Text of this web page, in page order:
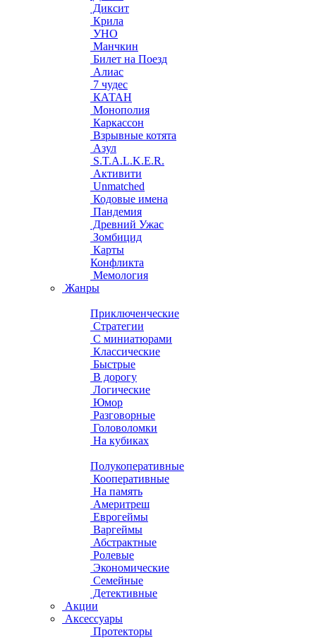
Диксит
Крила
УНО
Манчкин
Билет на Поезд
Алиас
7 чудес
КАТАН
Монополия
Каркассон
Взрывные котята
Азул
S.T.A.L.K.E.R.
Активити
Unmatched
Кодовые имена
Пандемия
Древний Ужас
Зомбицид
Карты
Конфликта
Мемология
Жанры
Приключенческие
Стратегии
С миниатюрами
Классические
Быстрые
В дорогу
Логические
Юмор
Разговорные
Головоломки
На кубиках
Полукоперативные
Кооперативные
На память
Америтреш
Еврогеймы
Варгеймы
Абстрактные
Ролевые
Экономические
Семейные
Детективные
Акции
Аксессуары
Протекторы